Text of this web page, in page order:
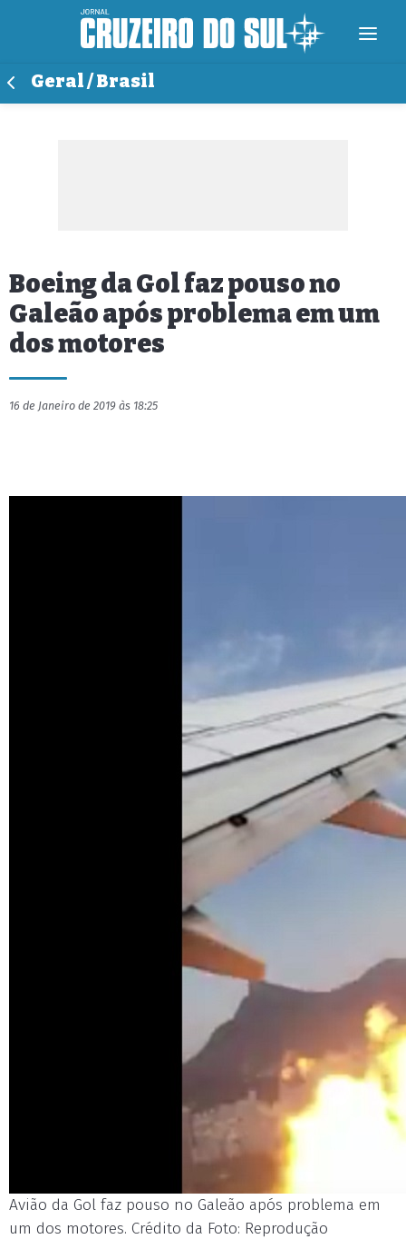
Geral / Brasil
Boeing da Gol faz pouso no
Galeão após problema em um
dos motores
16 de Janeiro de 2019 às 18:25
Avião da Gol faz pouso no Galeão após problema em
um dos motores. Crédito da Foto: Reprodução